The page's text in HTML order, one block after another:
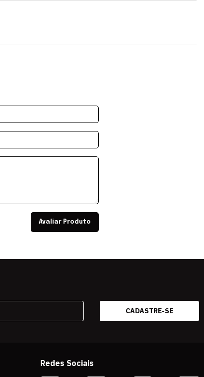
Avaliar Produto
Redes Sociais